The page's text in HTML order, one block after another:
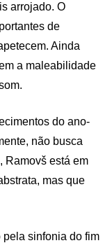
arrojado. O
de
Ainda
a maleabilidade
do ano-
não busca
Ramovš está em
mas que
pela sinfonia do fim